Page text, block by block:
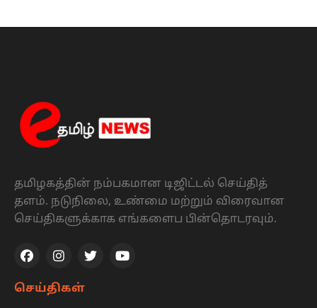
தமிழகத்தின் நம்பகமான டிஜிட்டல் செய்தித்
தளம். நடுநிலை, உண்மை மற்றும் விரைவான
செய்திகளுக்காக எங்களைப பின்தொடரவும்.
செய்திகள்